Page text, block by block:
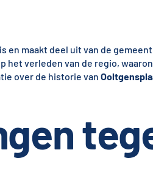
en maakt deel uit van de
het verleden van de regio,
over de historie van